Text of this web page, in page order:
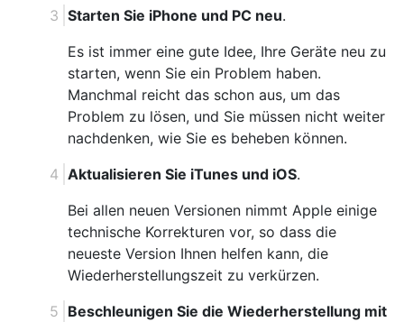
Starten Sie iPhone und PC neu.
Es ist immer eine gute Idee, Ihre Geräte neu zu
starten, wenn Sie ein Problem haben.
Manchmal reicht das schon aus, um das
Problem zu lösen, und Sie müssen nicht weiter
nachdenken, wie Sie es beheben können.
Aktualisieren Sie iTunes und iOS.
Bei allen neuen Versionen nimmt Apple einige
technische Korrekturen vor, so dass die
neueste Version Ihnen helfen kann, die
Wiederherstellungszeit zu verkürzen.
Beschleunigen Sie die Wiederherstellung mit